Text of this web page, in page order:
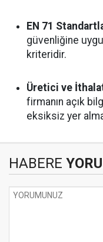
EN 71
güvenliğine
kriteridir.
Üretici ve
firmanın açık
eksiksiz yer
HABERE